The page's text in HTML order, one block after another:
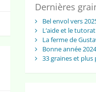
Dernières
Bel envol vers
L’aide et le
La ferme de
Bonne année 2024
33 graines et plus